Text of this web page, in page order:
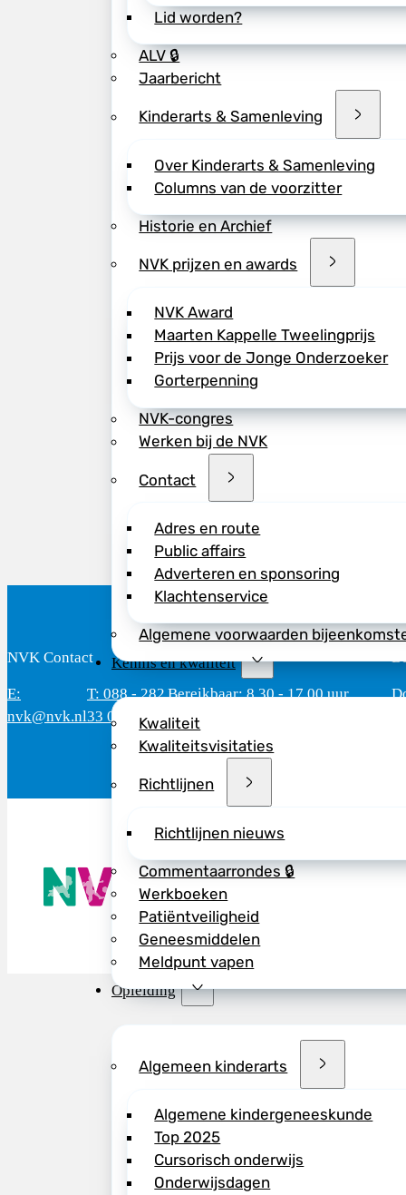
Lid worden?
ALV 🔒
Jaarbericht
Kinderarts & Samenleving
Over Kinderarts & Samenleving
Columns van de voorzitter
Historie en Archief
NVK prijzen en awards
NVK Award
Maarten Kappelle Tweelingprijs
Prijs voor de Jonge Onderzoeker
Gorterpenning
NVK-congres
Werken bij de NVK
Contact
Adres en route
Public affairs
Adverteren en sponsoring
Klachtenservice
Algemene voorwaarden
Kennis en kwaliteit
Kwaliteit
Kwaliteitsvisitaties
Richtlijnen
Richtlijnen nieuws
Commentaarrondes 🔒
Werkboeken
Patiëntveiligheid
Geneesmiddelen
Meldpunt vapen
Opleiding
Algemeen kinderarts
Algemene kindergeneeskunde
Top 2025
Cursorisch onderwijs
Onderwijsdagen
NVK Contact
E:
nvk@nvk.nl
T: 088 - 282
33 06
Bereikbaar: 8.30 - 17.00 uur
(werkdagen)
De NVK